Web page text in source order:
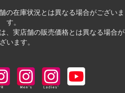
の在庫状況とは異なる場合がございま
す。
、実店舗の販売価格とは異なる場合が
います。